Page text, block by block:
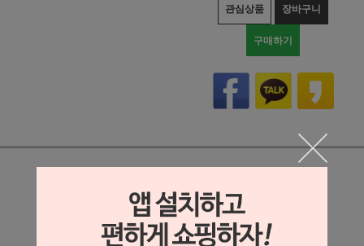
관심상품 장바구니
구매하기
상세정보 새창 열기
상세 정보를 확대해 보실 수 있습니다.